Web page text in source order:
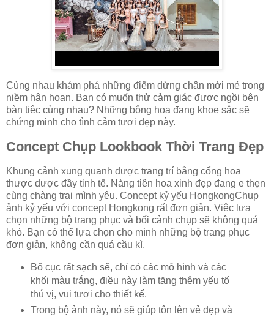
Cùng nhau khám phá những điểm dừng chân mới mẻ trong
niềm hân hoan. Bạn có muốn thử cảm giác được ngồi bên
bàn tiệc cùng nhau? Những bông hoa đang khoe sắc sẽ
chứng minh cho tình cảm tươi đẹp này.
Concept Chụp Lookbook Thời Trang Đẹp
Khung cảnh xung quanh được trang trí bằng cổng hoa
thược dược đầy tinh tế. Nàng tiên hoa xinh đẹp đang e thẹn
cùng chàng trai mình yêu. Concept kỷ yếu HongkongChụp
ảnh kỷ yếu với concept Hongkong rất đơn giản. Việc lựa
chọn những bộ trang phục và bối cảnh chụp sẽ không quá
khó. Bạn có thể lựa chọn cho mình những bộ trang phục
đơn giản, không cần quá cầu kì.
Bố cục rất sạch sẽ, chỉ có các mô hình và các
khối màu trắng, điều này làm tăng thêm yếu tố
thú vị, vui tươi cho thiết kế.
Trong bộ ảnh này, nó sẽ giúp tôn lên vẻ đẹp và